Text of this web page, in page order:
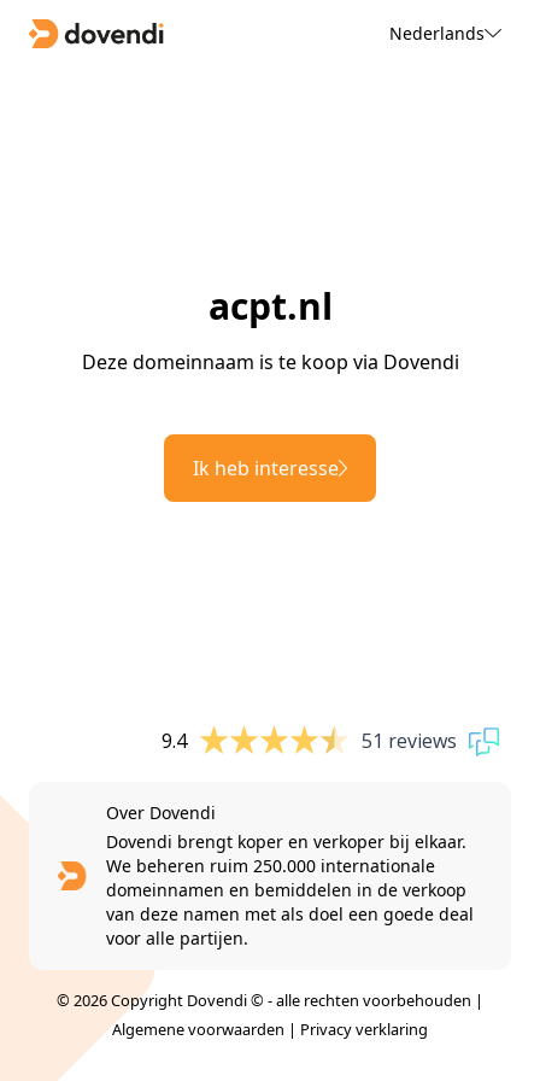
Nederlands
acpt.nl
Deze domeinnaam is te koop via Dovendi
Ik heb interesse
9.4 51 reviews
Over Dovendi
Dovendi brengt koper en verkoper bij elkaar.
We beheren ruim 250.000 internationale
domeinnamen en bemiddelen in de verkoop
van deze namen met als doel een goede deal
voor alle partijen.
© 2026 Copyright Dovendi © - alle rechten voorbehouden |
Algemene voorwaarden | Privacy verklaring